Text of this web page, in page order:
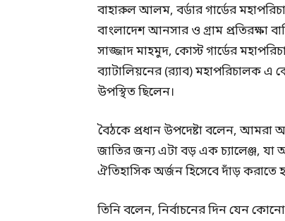
বাহারুল আলম, বর্ডার গার্ডের
বাংলাদেশ আনসার ও গ্রাম প্রতিরক্ষা
সাজ্জাদ মাহমুদ, কোস্ট গার্ডের
ব্যাটালিয়নের (র‍্যাব) মহাপরিচালক এ
উপস্থিত ছিলেন।
বৈঠকে প্রধান উপদেষ্টা বলেন, আমরা
জাতির জন্য এটা বড় এক চ্যালেঞ্জ, যা
ঐতিহাসিক অর্জন হিসেবে দাঁড় করাতে
তিনি বলেন, নির্বাচনের দিন যেন